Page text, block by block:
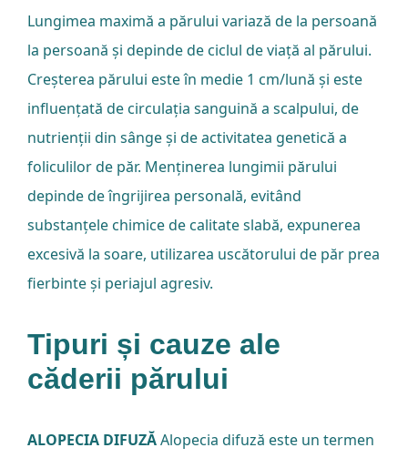
Lungimea maximă a părului variază de la persoană
la persoană și depinde de ciclul de viață al părului.
Creșterea părului este în medie 1 cm/lună și este
influențată de circulația sanguină a scalpului, de
nutrienții din sânge și de activitatea genetică a
foliculilor de păr. Menținerea lungimii părului
depinde de îngrijirea personală, evitând
substanțele chimice de calitate slabă, expunerea
excesivă la soare, utilizarea uscătorului de păr prea
fierbinte și periajul agresiv.
Tipuri și cauze ale
căderii părului
ALOPECIA DIFUZĂAlopecia difuză este un termen